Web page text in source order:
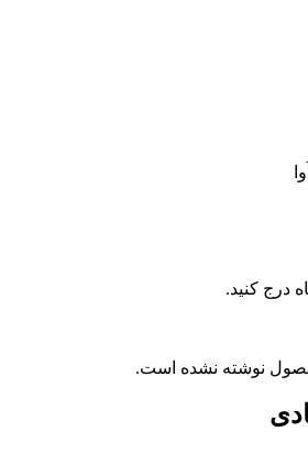
درج کنید.
نوشته نشده است.